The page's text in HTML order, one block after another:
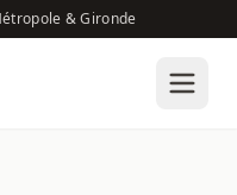
& Gironde